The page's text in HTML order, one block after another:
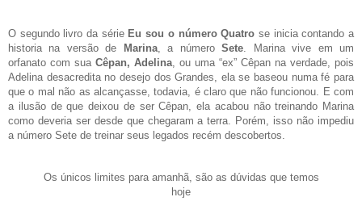
O segundo livro da série Eu sou o número Quatro se inicia contando a
historia na versão de
Marina, a númeroSete. Marina vive em um
orfanato com sua Cêpan, Adelina, ou uma “ex” Cêpan na verdade, pois
Adelina desacredita no desejo dos Grandes, ela se baseou numa fé para
que o mal não as alcançasse, todavia, é claro que não funcionou. E com
a ilusão de que deixou de ser Cêpan, ela acabou não treinando Marina
como deveria ser desde que chegaram a terra. Porém, isso não impediu
a número Sete de treinar seus legados recém descobertos.
Os únicos limites para amanhã, são as dúvidas que temos
hoje